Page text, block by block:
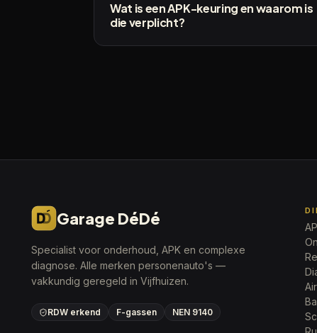
Wat is een APK-keuring en waarom is
die verplicht?
Garage DéDé
Specialist voor onderhoud, APK en complexe
diagnose. Alle merken personenauto's —
vakkundig geregeld in Vijfhuizen.
RDW erkend F-gassen NEN 9140